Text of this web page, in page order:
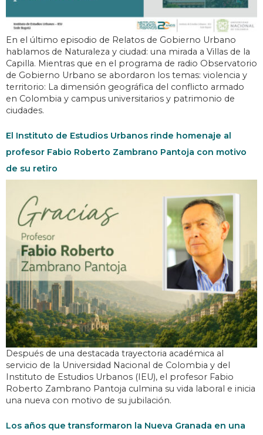
En el último episodio de Relatos de Gobierno Urbano
hablamos de Naturaleza y ciudad: una mirada a Villas de la
Capilla. Mientras que en el programa de radio Observatorio
de Gobierno Urbano se abordaron los temas: violencia y
territorio: La dimensión geográfica del conflicto armado
en Colombia y campus universitarios y patrimonio de
ciudades.
El Instituto de Estudios Urbanos rinde homenaje al
profesor Fabio Roberto Zambrano Pantoja con motivo
de su retiro
Después de una destacada trayectoria académica al
servicio de la Universidad Nacional de Colombia y del
Instituto de Estudios Urbanos (IEU), el profesor Fabio
Roberto Zambrano Pantoja culmina su vida laboral e inicia
una nueva con motivo de su jubilación.
Los años que transformaron la Nueva Granada en una